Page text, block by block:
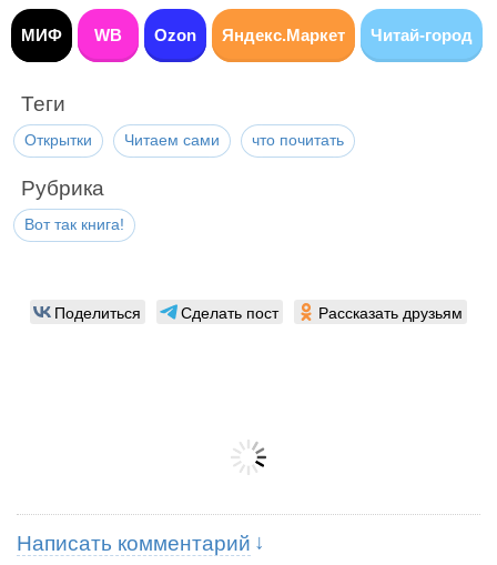
МИФ WB Ozon Яндекс.Маркет Читай-город
Теги
Открытки Читаем сами что почитать
Рубрика
Вот так книга!
Поделиться Сделать пост Рассказать друзьям
Написать комментарий